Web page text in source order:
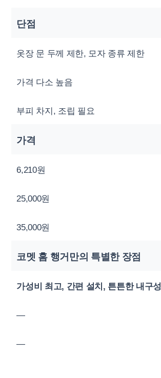
단점
옷장 문 두께 제한, 모자 종류 제한
가격 다소 높음
부피 차지, 조립 필요
가격
6,210원
25,000원
35,000원
코멧 홈 행거만의 특별한 장점
가성비 최고, 간편 설치, 튼튼한 내구성
—
—